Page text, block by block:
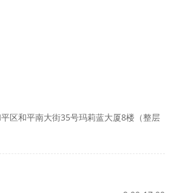
区和平南大街35号玛莉蓝大厦8楼（整层